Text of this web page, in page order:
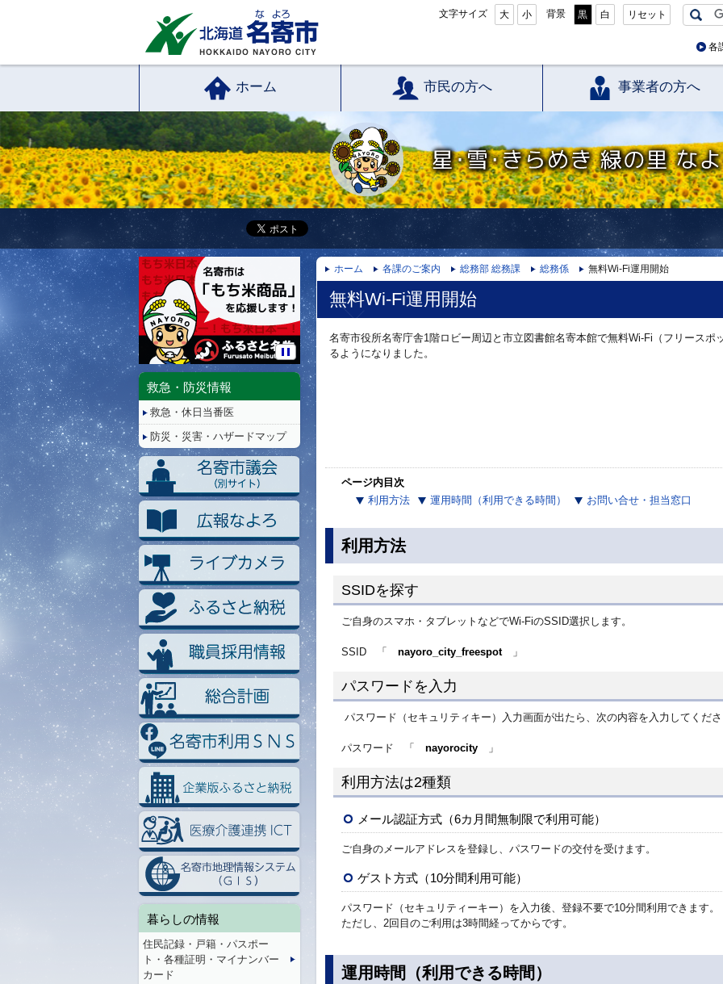
文字サイズ 大 小 背景 黒 白 リセット
各
ホーム 市民の方へ 事業者の方へ
星・雪・きらめき 緑の里 なよろ
ホーム 各課のご案内 総務部 総務課 総務係 無料Wi‐Fi運用開始
無料Wi‐Fi運用開始
名寄市役所名寄庁舎1階ロビー周辺と市立図書館名寄本館で無料Wi‐Fi（フリースポ
るようになりました。
ページ内目次
利用方法
運用時間（利用できる時間） お問い合せ・担当窓口
利用方法
SSIDを探す
ご自身のスマホ・タブレットなどでWi‐FiのSSID選択します。
SSID 「 nayoro_city_freespot」
パスワードを入力
パスワード（セキュリティキー）入力画面が出たら、次の内容を入力してくだ
パスワード 「 nayorocity 」
利用方法は2種類
メール認証方式（6カ月間無制限で利用可能）
ご自身のメールアドレスを登録し、パスワードの交付を受けます。
ゲスト方式（10分間利用可能）
パスワード（セキュリティーキー）を入力後、登録不要で10分間利用できます。
ただし、2回目のご利用は3時間経ってからです。
運用時間（利用できる時間）
停
再
救急・防災情報
救急・休日当番医
防災・災害・ハザードマップ
暮らしの情報
住民記録・戸籍・パスポー
ト・各種証明・マイナンバー
カード